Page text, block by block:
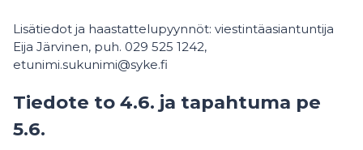
Lisätiedot ja haastattelupyynnöt: viestintäasiantuntija
Eija Järvinen, puh. 029 525 1242,
etunimi.sukunimi@syke.fi
Tiedote to 4.6. ja tapahtuma pe
5.6.